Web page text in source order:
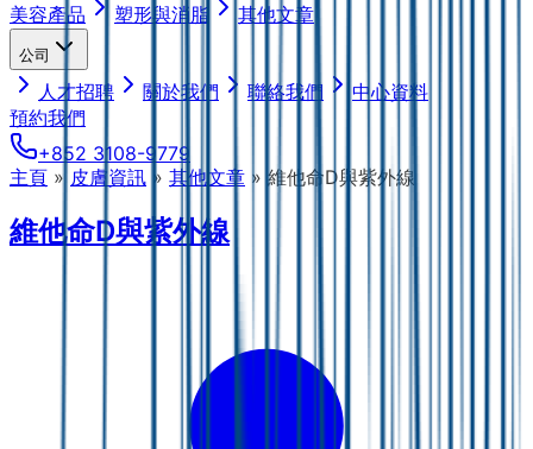
美容產品
塑形與消脂 其他文章
公司
人才招聘 關於我們 聯絡我們
中心資料
預約我們
+852 3108-9779
主頁 » 皮膚資訊 » 其他文章 » 維他命D與紫外線
維他命D與紫外線